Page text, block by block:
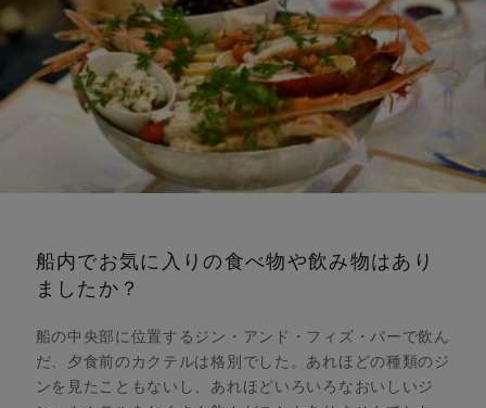
船内でお気に入りの食べ物や飲み物はあり
ましたか？
船の中央部に位置するジン・アンド・フィズ・バーで飲ん
だ、夕食前のカクテルは格別でした。あれほどの種類のジ
ンを見たこともないし、あれほどいろいろなおいしいジ